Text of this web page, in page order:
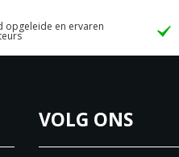
opgeleide en ervaren
VOLG ONS